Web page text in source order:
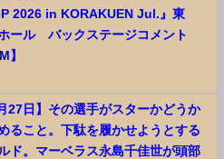
2026 in KORAKUEN Jul.』東
ール バックステージコメント
】
27日】その選手がスターかどうか
ること。下駄を履かせようとする
ド。マーベラス永島千佳世が頭部